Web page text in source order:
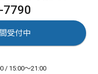
7790
受付中
/ 15:00～21:00